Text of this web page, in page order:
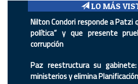
LO MÁS
Nilton Condori responde a Patzi
política” y que presente
corrupción
Paz reestructura su
ministerios y elimina